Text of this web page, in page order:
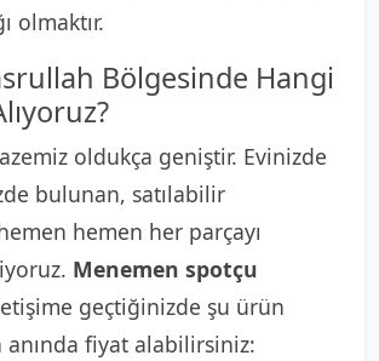
olmaktır.
Bölgesinde Hangi
oldukça geniştir. Evinizde
bulunan, satılabilir
hemen her parçayı
Menemen spotçu
geçtiğinizde şu ürün
anında fiyat alabilirsiniz: